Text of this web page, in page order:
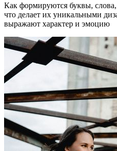
Как формируются буквы,
что делает их уникальными
выражают характер и эмоцию